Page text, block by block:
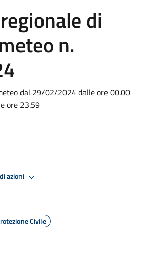
di
n.
dal 29/02/2024 dalle ore 00.00
ore 23.59
azioni
Civile